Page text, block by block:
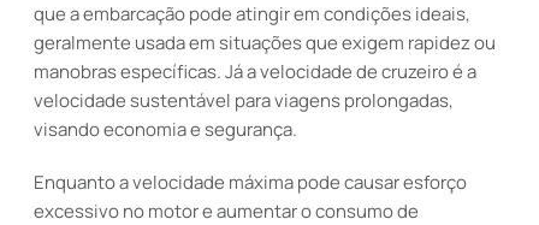
que a embarcação pode atingir em condições ideais,
geralmente usada em situações que exigem rapidez ou
manobras específicas. Já a velocidade de cruzeiro é a
velocidade sustentável para viagens prolongadas,
visando economia e segurança.
Enquanto a velocidade máxima pode causar esforço
excessivo no motor e aumentar o consumo de